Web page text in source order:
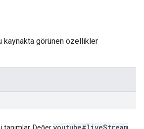
": string
,
kaynakta görünen özellikler